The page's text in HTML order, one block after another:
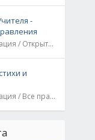
-
04.10.21, Информация / Открытки / Все праздники
и
19.06.21, Информация / Все праздники